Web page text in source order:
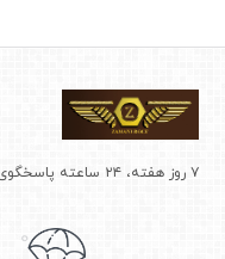
۷ روز هفته، ۲۴ ساعته پاسخگوی شما هستیم.